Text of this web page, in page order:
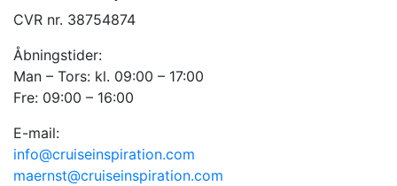
CVR nr. 38754874
Åbningstider:
Man – Tors: kl. 09:00 – 17:00
Fre: 09:00 – 16:00
E-mail:
info@cruiseinspiration.com
maernst@cruiseinspiration.com